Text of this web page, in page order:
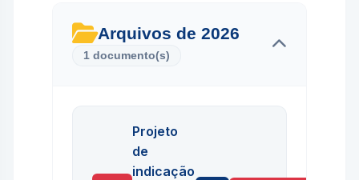
Arquivos de 2026
1 documento(s)
Projeto
de
indicação